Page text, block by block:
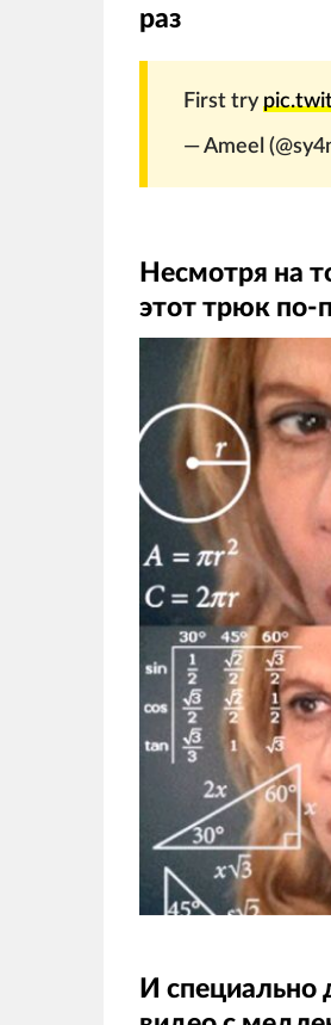
раз
First try
— Ameel
Несмотря на
этот трюк по-
И специально